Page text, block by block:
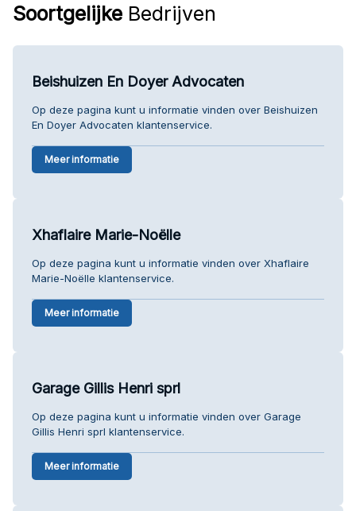
Soortgelijke Bedrijven
Beishuizen En Doyer Advocaten
Op deze pagina kunt u informatie vinden over Beishuizen
En Doyer Advocaten klantenservice.
Meer informatie
Xhaflaire Marie-Noëlle
Op deze pagina kunt u informatie vinden over Xhaflaire
Marie-Noëlle klantenservice.
Meer informatie
Garage Gillis Henri sprl
Op deze pagina kunt u informatie vinden over Garage
Gillis Henri sprl klantenservice.
Meer informatie